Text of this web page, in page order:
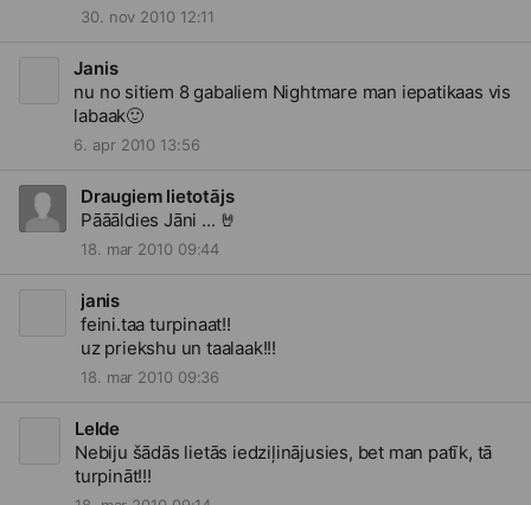
30. nov 2010 12:11
Janis
nu no sitiem 8 gabaliem Nightmare man iepatikaas vis
labaak🙂
6. apr 2010 13:56
Draugiem lietotājs
Pāāāldies Jāni ... 🤘
18. mar 2010 09:44
janis
feini.taa turpinaat!!
uz priekshu un taalaak!!!
18. mar 2010 09:36
Lelde
Nebiju šādās lietās iedziļinājusies, bet man patīk, tā
turpināt!!!